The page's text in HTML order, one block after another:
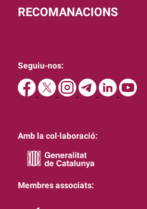
RECOMANACIONS
Seguiu-nos:
Amb la col·laboració:
Membres associats: